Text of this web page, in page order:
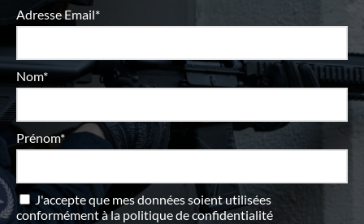
Adresse Email*
Nom*
Prénom*
J'accepte que mes données soient utilisées
conformément àla politique de confidentialité